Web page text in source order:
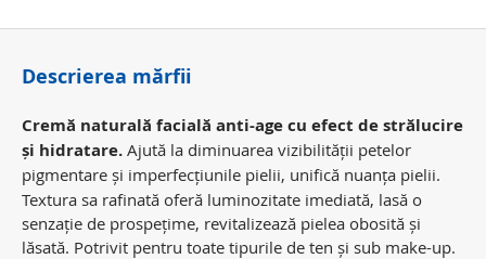
Descrierea mărfii
Cremă naturală facială anti-age cu efect de strălucire
și hidratare. Ajută la diminuarea vizibilității petelor
pigmentare și imperfecțiunile pielii, unifică nuanța pielii.
Textura sa rafinată oferă luminozitate imediată, lasă o
senzație de prospețime, revitalizează pielea obosită și
lăsată. Potrivit pentru toate tipurile de ten și sub make-up.